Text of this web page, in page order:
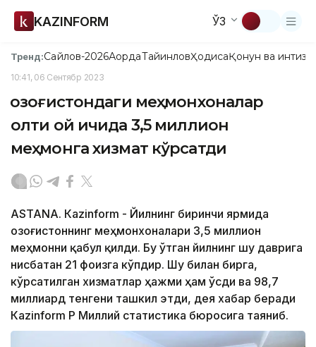
KAZINFORM ЎЗ
Тренд:Сайлов-2026АқордаТайинловҲодисаҚонун ва
10:41, 06 Сентябр 2023
Қозоғистондаги меҳмонхоналар
олти ой ичида 3,5 миллион
меҳмонга хизмат кўрсатди
ASTANА. Кazinform - Йилнинг биринчи ярмида
Қозоғистоннинг меҳмонхоналари 3,5 миллион
меҳмонни қабул қилди. Бу ўтган йилнинг шу даврига
нисбатан 21 фоизга кўпдир. Шу билан бирга,
кўрсатилган хизматлар ҳажми ҳам ўсди ва 98,7
миллиард тенгени ташкил этди, дея хабар беради
Кazinform ҚР Миллий статистика бюросига таяниб.